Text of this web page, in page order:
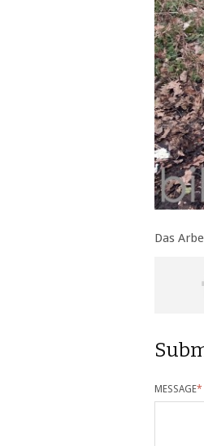
Das
MESSAGE*